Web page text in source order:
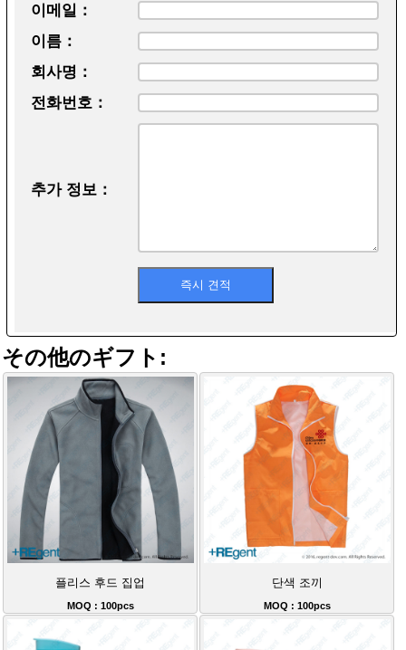
이메일：
이름：
회사명：
전화번호：
추가 정보：
その他のギフト:
플리스 후드 집업
MOQ : 100pcs
단색 조끼
MOQ : 100pcs